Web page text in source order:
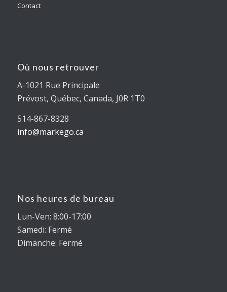
Contact
Où nous retrouver
A-1021 Rue Principale
Prévost, Québec, Canada, J0R 1T0
514-867-8328
info@markego.ca
Nos heures de bureau
Lun-Ven: 8:00-17:00
Samedi: Fermé
Dimanche: Fermé